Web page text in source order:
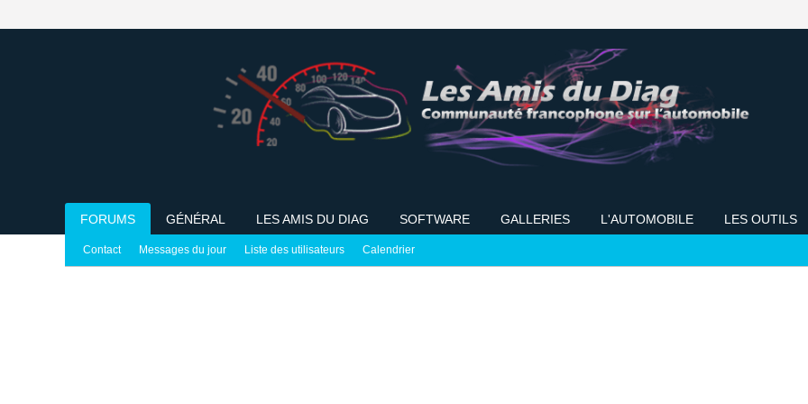
FORUMS GÉNÉRAL LES AMIS DU DIAG SOFTWARE GALLERIES L'AUTOMOBILE LES OUTILS
Contact Messages du jour Liste des utilisateurs Calendrier